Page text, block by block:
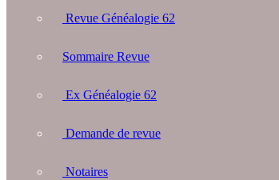
Revue Généalogie 62
Sommaire Revue
Ex Généalogie 62
Demande de revue
Notaires